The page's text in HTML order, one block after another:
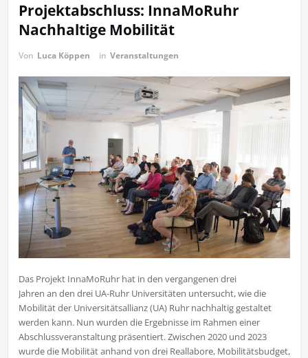
Projektabschluss: InnaMoRuhr
Nachhaltige Mobilität
Von Luca Köppen in Veranstaltungen
Das Projekt InnaMoRuhr hat in den vergangenen drei
Jahren an den drei UA-Ruhr Universitäten untersucht, wie die
Mobilität der Universitätsallianz (UA) Ruhr nachhaltig gestaltet
werden kann. Nun wurden die Ergebnisse im Rahmen einer
Abschlussveranstaltung präsentiert. Zwischen 2020 und 2023
wurde die Mobilität anhand von drei Reallabore, Mobilitätsbudget,